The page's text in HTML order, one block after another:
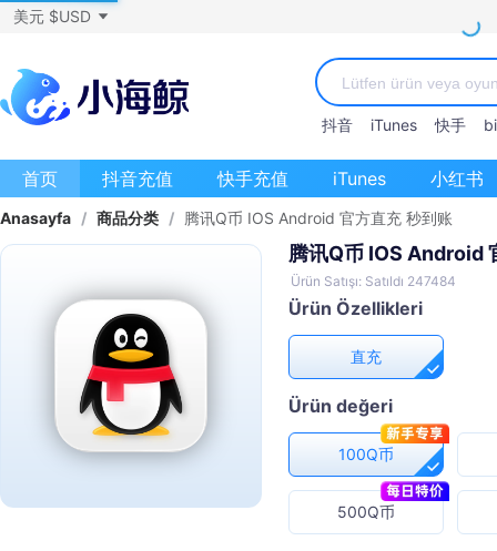
美元 $USD
抖音 iTunes 快手
首页 抖音充值 快手充值 iTunes 小红书
Anasayfa / 商品分类 / 腾讯Q币 IOS Android 官方直充 秒到账
腾讯Q币 IOS Android
Ürün Satışı: Satıldı 247484
Ürün Özellikleri
直充
Ürün değeri
100Q币
500Q币